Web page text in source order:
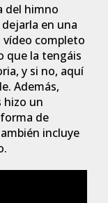
del himno
en una
vídeo completo
que la tengáis
y si no, aquí
Además,
hizo un
de
incluye